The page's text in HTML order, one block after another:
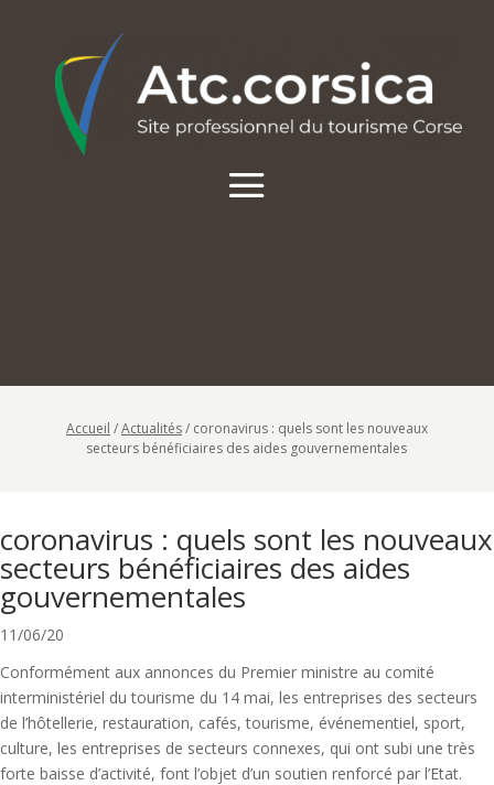
Accueil /Actualités/ coronavirus : quels sont les nouveaux
secteurs bénéficiaires des aides gouvernementales
coronavirus : quels sont les nouveaux
secteurs bénéficiaires des aides
gouvernementales
11/06/20
Conformément aux annonces du Premier ministre au comité
interministériel du tourisme du 14 mai, les entreprises des secteurs
de l’hôtellerie, restauration, cafés, tourisme, événementiel, sport,
culture, les entreprises de secteurs connexes, qui ont subi une très
forte baisse d’activité, font l’objet d’un soutien renforcé par l’Etat.